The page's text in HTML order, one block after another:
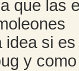
que las
idea si
y